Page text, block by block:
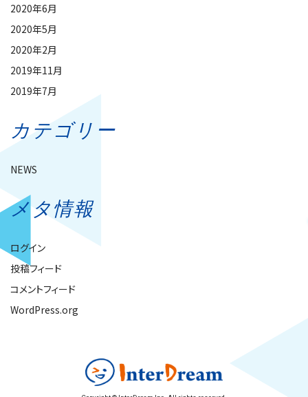
2020年6月
2020年5月
2020年2月
2019年11月
2019年7月
カテゴリー
NEWS
メタ情報
ログイン
投稿フィード
コメントフィード
WordPress.org